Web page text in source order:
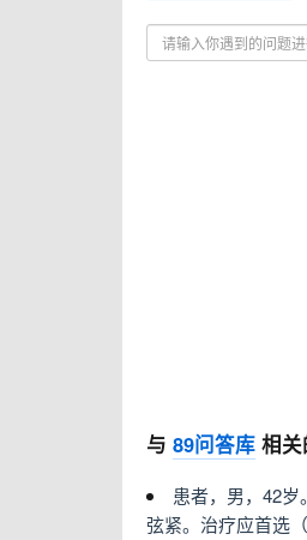
与 89问答库 相
患者，男，42
弦紧。治疗应首选（